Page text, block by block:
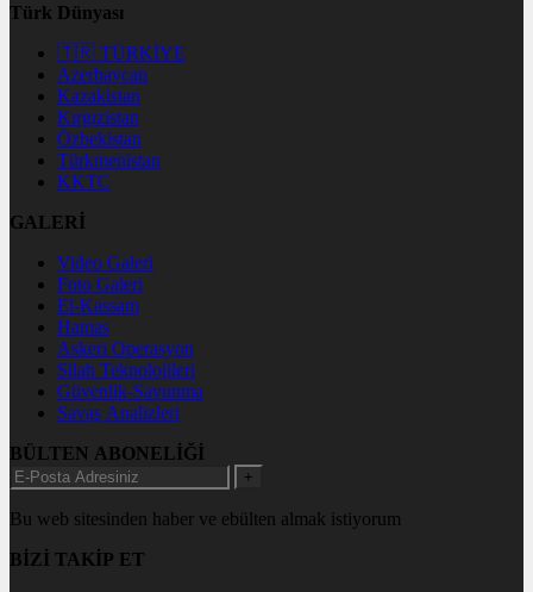
Türk Dünyası
🇹🇷 TÜRKİYE
Azerbaycan
Kazakistan
Kırgızistan
Özbekistan
Türkmenistan
KKTC
GALERİ
Video Galeri
Foto Galeri
El-Kassam
Hamas
Askeri Operasyon
Silah Teknolojileri
Güvenlik-Savunma
Savaş Analizleri
BÜLTEN ABONELİĞİ
+
Bu web sitesinden haber ve ebülten almak istiyorum
BİZİ TAKİP ET